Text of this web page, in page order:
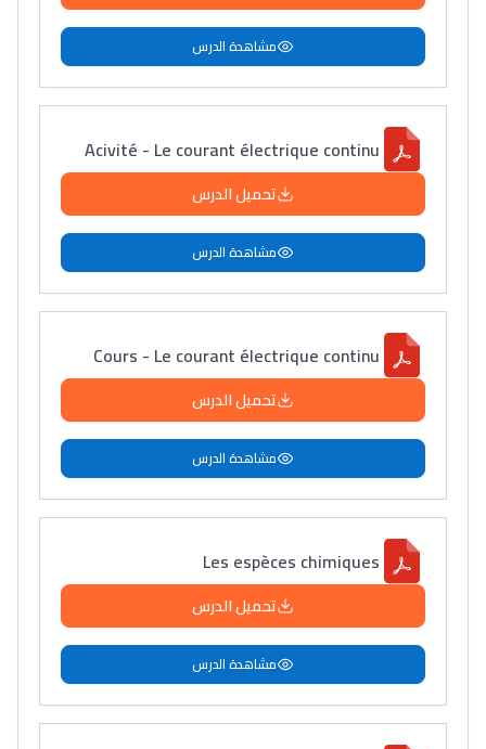
مشاهدة الدرس
Acivité - Le courant électrique continu
تحميل الدرس
مشاهدة الدرس
Cours - Le courant électrique continu
تحميل الدرس
مشاهدة الدرس
Les espèces chimiques
تحميل الدرس
مشاهدة الدرس